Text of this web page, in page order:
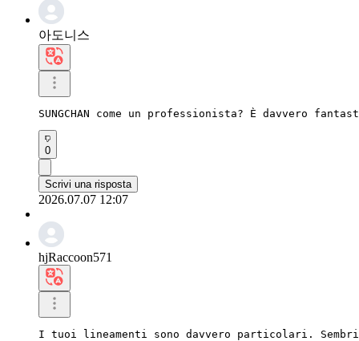
아도니스
SUNGCHAN come un professionista? È davvero
0
Scrivi una risposta
2026.07.07 12:07
hjRaccoon571
I tuoi lineamenti sono davvero particolari.